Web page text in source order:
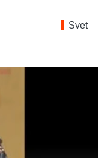
Svet